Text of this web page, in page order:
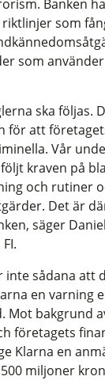
Banken
som
som
ska följas.
för att
Vår
kraven på
och rutiner
Det är
säger
inte sådana att
en varning
Mot bakgrund
företagets
Klarna en
miljoner